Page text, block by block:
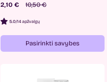
2,10 € 10,50 €
5.0/14 apžvalgų
Pasirinkti savybes